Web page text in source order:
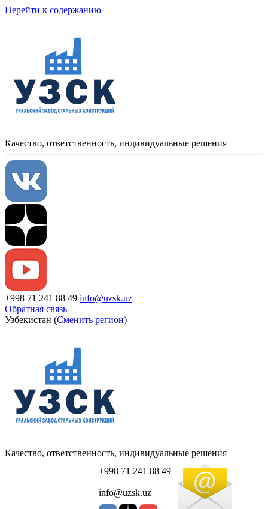
Перейти к содержанию
Качество, ответственность, индивидуальные решения
+998 71 241 88 49 info@uzsk.uz
Обратная связь
Узбекистан (Сменить регион)
Качество, ответственность, индивидуальные решения
+998 71 241 88 49
info@uzsk.uz